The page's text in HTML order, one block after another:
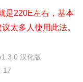
是220E左右，基本
太多人使用此法。
汉化版
17